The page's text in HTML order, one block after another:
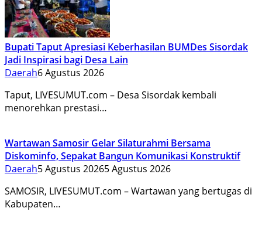
Bupati Taput Apresiasi Keberhasilan BUMDes Sisordak
Jadi Inspirasi bagi Desa Lain
Daerah6 Agustus 2026
Taput, LIVESUMUT.com – Desa Sisordak kembali
menorehkan prestasi…
Wartawan Samosir Gelar Silaturahmi Bersama
Diskominfo, Sepakat Bangun Komunikasi Konstruktif
Daerah5 Agustus 20265 Agustus 2026
SAMOSIR, LIVESUMUT.com – Wartawan yang bertugas di
Kabupaten…